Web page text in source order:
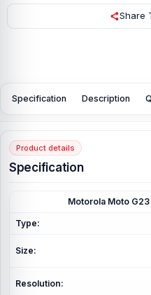
Share
Specification Description
Product details
Specification
Motorola Moto
Type:
Size:
Resolution: